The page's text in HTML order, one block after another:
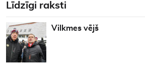
Līdzīgi raksti
Vilkmes vējš